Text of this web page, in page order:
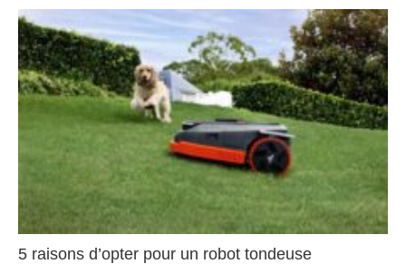
5 raisons d’opter pour un robot tondeuse